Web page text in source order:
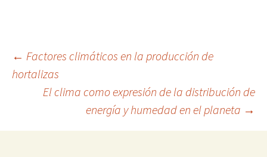
Navegación
entradas
← Factores climáticos en la producción de
hortalizas
El clima como expresión de la distribución de
energía y humedad en el planeta →